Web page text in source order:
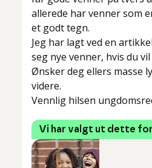
allerede har venner som
et godt tegn.
Jeg har lagt ved en
seg nye venner, hvis du
Ønsker deg ellers masse
videre.
Vennlig hilsen
Vi har valgt ut dette